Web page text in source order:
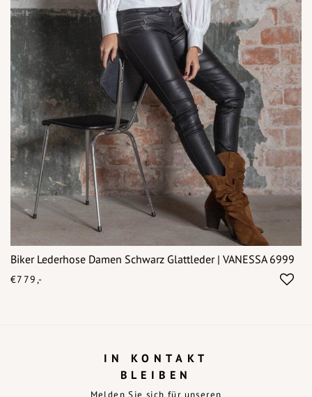
Biker Lederhose Damen Schwarz Glattleder | VANESSA 6999
€779,-
IN KONTAKT
BLEIBEN